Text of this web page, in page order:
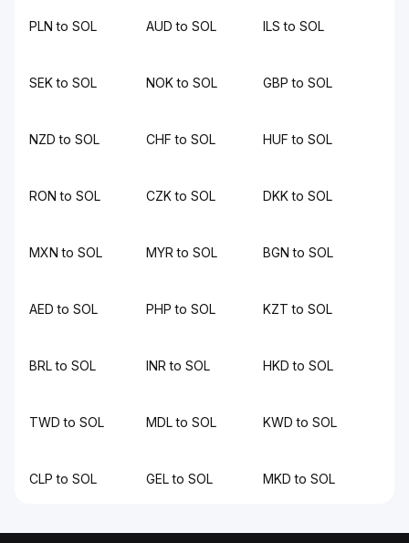
PLN to SOL AUD to SOL ILS to SOL
SEK to SOL NOK to SOL GBP to SOL
NZD to SOL CHF to SOL HUF to SOL
RON to SOL CZK to SOL DKK to SOL
MXN to SOL MYR to SOL BGN to SOL
AED to SOL PHP to SOL KZT to SOL
BRL to SOL INR to SOL HKD to SOL
TWD to SOL MDL to SOL KWD to SOL
CLP to SOL GEL to SOL MKD to SOL